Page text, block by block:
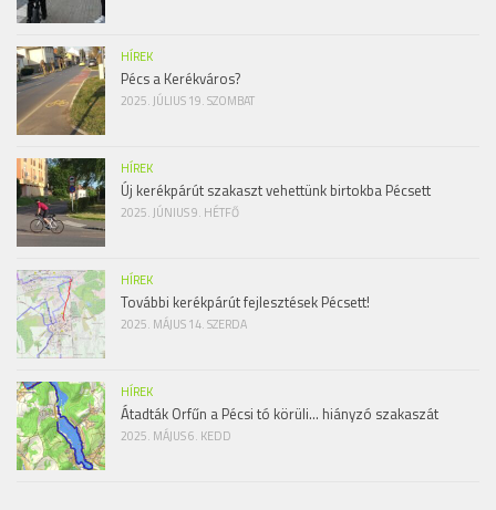
HÍREK
Pécs a Kerékváros?
2025. JÚLIUS 19. SZOMBAT
HÍREK
Új kerékpárút szakaszt vehettünk birtokba Pécsett
2025. JÚNIUS 9. HÉTFŐ
HÍREK
További kerékpárút fejlesztések Pécsett!
2025. MÁJUS 14. SZERDA
HÍREK
Átadták Orfűn a Pécsi tó körüli… hiányzó szakaszát
2025. MÁJUS 6. KEDD